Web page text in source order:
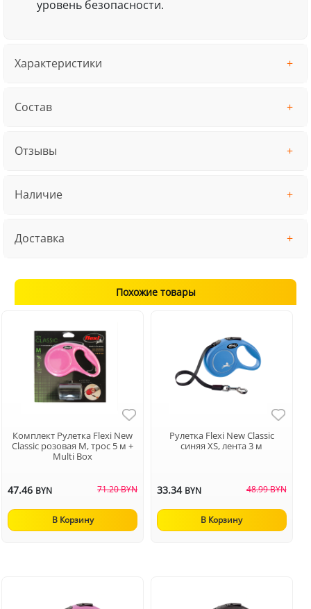
уровень безопасности.
Характеристики
Состав
Отзывы
Наличие
Доставка
Похожие товары
Комплект Рулетка Flexi New
Classic розовая M, трос 5 м +
Multi Box
47.46 BYN 71.20 BYN
В Корзину
Рулетка Flexi New Classic
синяя XS, лента 3 м
33.34 BYN 48.99 BYN
В Корзину